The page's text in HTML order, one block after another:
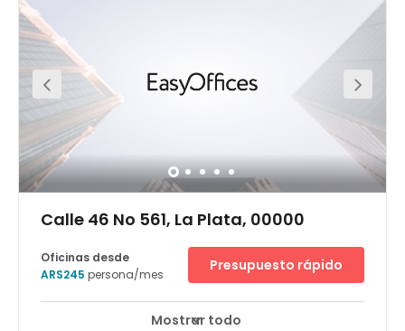
Calle 46 No 561, La Plata, 00000
Oficinas desde
ARS245 persona/mes
Presupuesto rápido
Mostrar todo